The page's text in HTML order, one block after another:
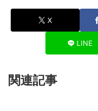
X
LINE
関連記事